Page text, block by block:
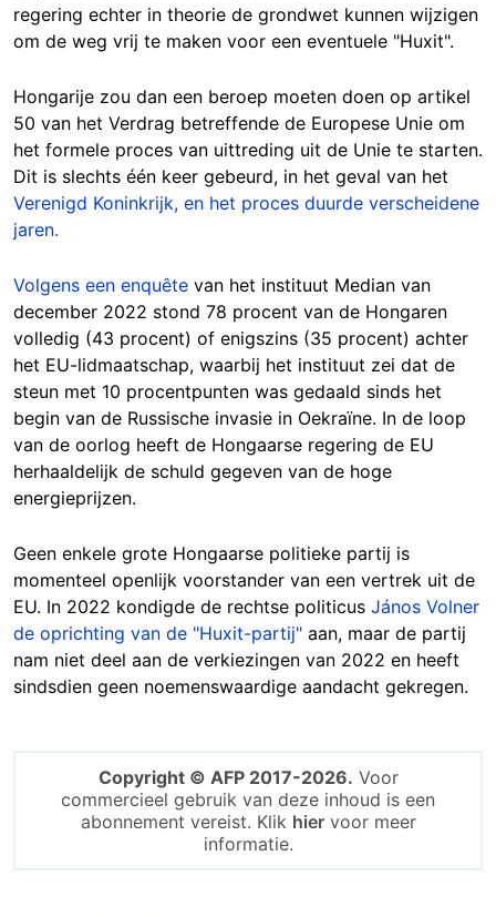
regering echter in theorie de grondwet kunnen wijzigen
om de weg vrij te maken voor een eventuele "Huxit".
Hongarije zou dan een beroep moeten doen op artikel
50 van het Verdrag betreffende de Europese Unie om
het formele proces van uittreding uit de Unie te starten.
Dit is slechts één keer gebeurd, in het geval van het
Verenigd Koninkrijk, en het proces duurde verscheidene
jaren.
Volgens een enquête van het instituut Median van
december 2022 stond 78 procent van de Hongaren
volledig (43 procent) of enigszins (35 procent) achter
het EU-lidmaatschap, waarbij het instituut zei dat de
steun met 10 procentpunten was gedaald sinds het
begin van de Russische invasie in Oekraïne. In de loop
van de oorlog heeft de Hongaarse regering de EU
herhaaldelijk de schuld gegeven van de hoge
energieprijzen.
Geen enkele grote Hongaarse politieke partij is
momenteel openlijk voorstander van een vertrek uit de
EU. In 2022 kondigde de rechtse politicus János Volner
de oprichting van de "Huxit-partij" aan, maar de partij
nam niet deel aan de verkiezingen van 2022 en heeft
sindsdien geen noemenswaardige aandacht gekregen.
Copyright © AFP 2017-2026. Voor
commercieel gebruik van deze inhoud is een
abonnement vereist. Klik hiervoor meer
informatie.